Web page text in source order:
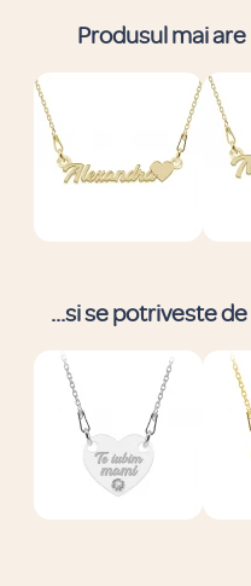
Produsul mai
...si se potriveste